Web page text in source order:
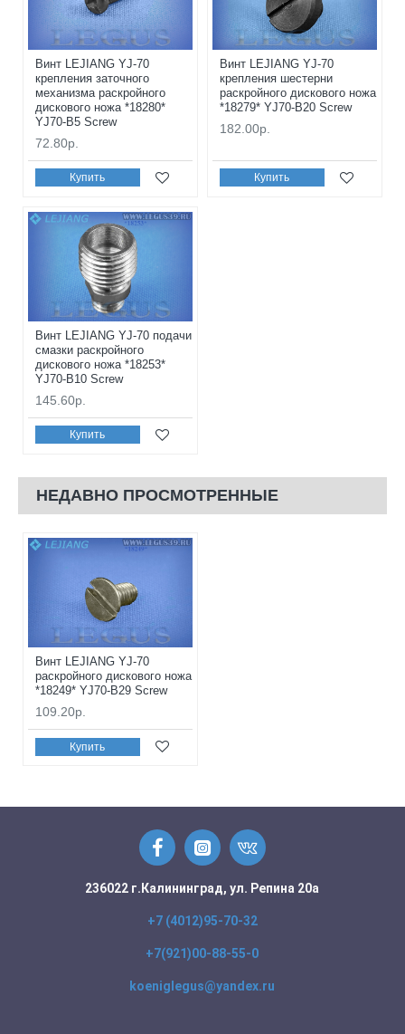
Винт LEJIANG YJ-70
крепления заточного
механизма раскройного
дискового ножа *18280*
YJ70-B5 Screw
72.80р.
Купить
Винт LEJIANG YJ-70
крепления шестерни
раскройного дискового ножа
*18279* YJ70-B20 Screw
182.00р.
Купить
Винт LEJIANG YJ-70 подачи
смазки раскройного
дискового ножа *18253*
YJ70-B10 Screw
145.60р.
Купить
НЕДАВНО ПРОСМОТРЕННЫЕ
Винт LEJIANG YJ-70
раскройного дискового ножа
*18249* YJ70-B29 Screw
109.20р.
Купить
236022 г.Калининград, ул. Репина 20а
+7 (4012)95-70-32
+7(921)00-88-55-0
koeniglegus@yandex.ru